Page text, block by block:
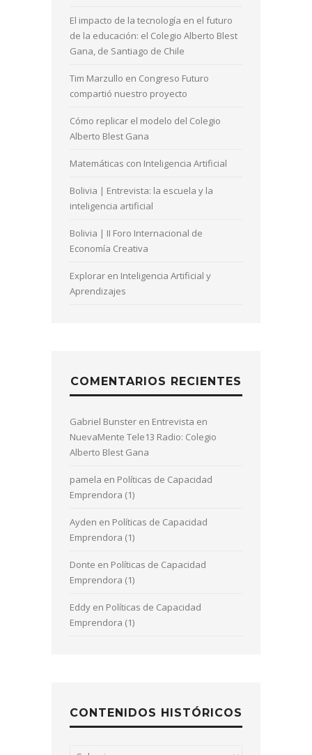
El impacto de la tecnología en el futuro
de la educación: el Colegio Alberto Blest
Gana, de Santiago de Chile
Tim Marzullo en Congreso Futuro
compartió nuestro proyecto
Cómo replicar el modelo del Colegio
Alberto Blest Gana
Matemáticas con Inteligencia Artificial
Bolivia | Entrevista: la escuela y la
inteligencia artificial
Bolivia | II Foro Internacional de
Economía Creativa
Explorar en Inteligencia Artificial y
Aprendizajes
COMENTARIOS RECIENTES
Gabriel Bunster en Entrevista en
NuevaMente Tele13 Radio: Colegio
Alberto Blest Gana
pamela en Políticas de Capacidad
Emprendora (1)
Ayden en Políticas de Capacidad
Emprendora (1)
Donte en Políticas de Capacidad
Emprendora (1)
Eddy en Políticas de Capacidad
Emprendora (1)
CONTENIDOS HISTÓRICOS
Contenidos